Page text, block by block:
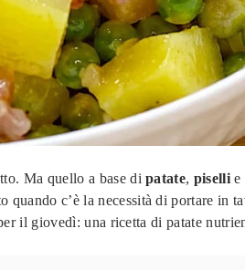
Ma quello a base dipatate, pisellie
c’è la necessità di portare in
il giovedì: una ricetta di patate